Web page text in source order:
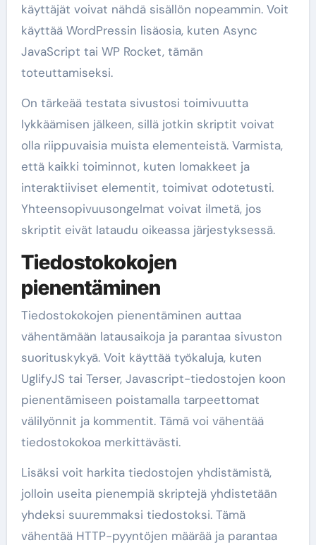
käyttäjät voivat nähdä sisällön nopeammin. Voit
käyttää WordPressin lisäosia, kuten Async
JavaScript tai WP Rocket, tämän
toteuttamiseksi.
On tärkeää testata sivustosi toimivuutta
lykkäämisen jälkeen, sillä jotkin skriptit voivat
olla riippuvaisia muista elementeistä. Varmista,
että kaikki toiminnot, kuten lomakkeet ja
interaktiiviset elementit, toimivat odotetusti.
Yhteensopivuusongelmat voivat ilmetä, jos
skriptit eivät lataudu oikeassa järjestyksessä.
Tiedostokokojen
pienentäminen
Tiedostokokojen pienentäminen auttaa
vähentämään latausaikoja ja parantaa sivuston
suorituskykyä. Voit käyttää työkaluja, kuten
UglifyJS tai Terser, Javascript-tiedostojen koon
pienentämiseen poistamalla tarpeettomat
välilyönnit ja kommentit. Tämä voi vähentää
tiedostokokoa merkittävästi.
Lisäksi voit harkita tiedostojen yhdistämistä,
jolloin useita pienempiä skriptejä yhdistetään
yhdeksi suuremmaksi tiedostoksi. Tämä
vähentää HTTP-pyyntöjen määrää ja parantaa